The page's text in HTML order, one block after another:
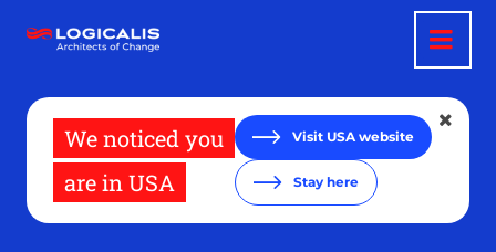
para
We noticed you
are in USA
Visit USA website
Stay here